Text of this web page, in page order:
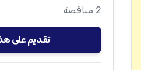
2 مناقصة
تقديم على